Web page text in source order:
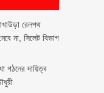
রেলপথ
না, সিলেট বিভাগ
গঠনের দায়িত্ব